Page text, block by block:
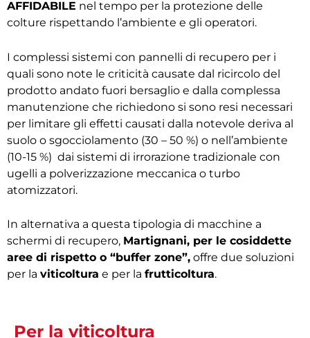
AFFIDABILE nel tempo per la protezione delle
colture rispettando l’ambiente e gli operatori.
I complessi sistemi con pannelli di recupero per i
quali sono note le criticità causate dal ricircolo del
prodotto andato fuori bersaglio e dalla complessa
manutenzione che richiedono si sono resi necessari
per limitare gli effetti causati dalla notevole deriva al
suolo o sgocciolamento (30 – 50 %) o nell’ambiente
(10-15 %) dai sistemi di irrorazione tradizionale con
ugelli a polverizzazione meccanica o turbo
atomizzatori.
In alternativa a questa tipologia di macchine a
schermi di recupero, Martignani, per le cosiddette
aree di rispetto o “buffer zone”, offre due soluzioni
per la viticoltura e per la frutticoltura.
Per la viticoltura